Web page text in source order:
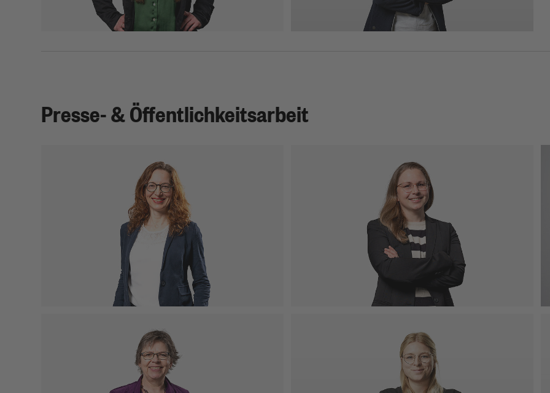
tiffany.wirth(at)kea-bw.de
marlies.zinser(at)kea-bw.de
Presse- & Öffentlichkeitsarbeit
Ursula Rubenbauer
Stabsstellenleitung Presse- und
Öffentlichkeitsarbeit
M. A. Kommunikationswissenschaften
Telefon: 0721 98471-28
Mobil: 0172 1891409
ursula.rubenbauer(at)kea-bw.de
Leonie Kapitel
Stabsstellenleitung Presse- und
Öffentlichkeitsarbeit
M. A. Germanistik
Telefon: 0721 98471-32
Mobil: 0172 1891426
leonie.kapitel(at)kea-bw.de
Beate Schade
Referentin für Presse- und
Verena Schuler
Projekt- und Eventmanagerin
B. Sc. Nachhaltiges Regionalmanagement